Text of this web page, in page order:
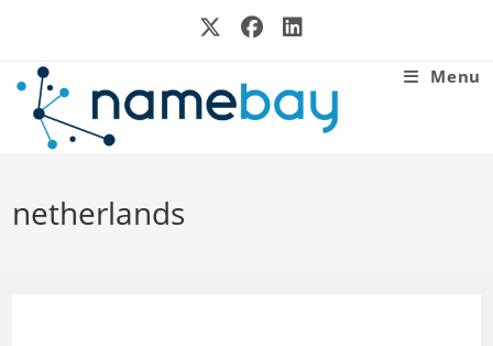
Menu
netherlands